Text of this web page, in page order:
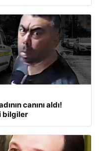
canını aldı!
bilgiler